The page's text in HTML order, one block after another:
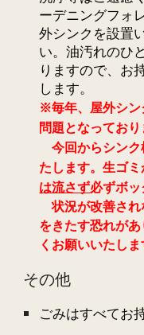
ーデニングフォ
外シンクを設置
い。油汚れのひ
りますので、お
します。
※毎年、屋外シン
問題となっており
今回からシンク
たします。生ゴミ
は流さず必ずボッ
状況が改善され
をきたす恐れが
くお願いいたしま
その他
ごみはすべてお